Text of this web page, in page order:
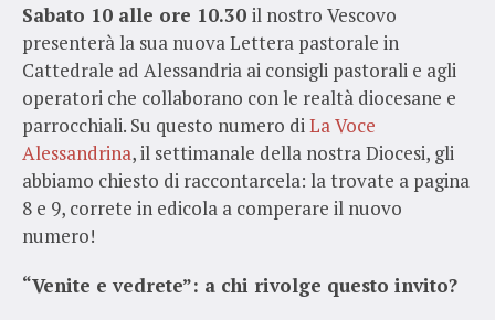
Sabato 10 alle ore 10.30 il nostro Vescovo
presenterà la sua nuova Lettera pastorale in
Cattedrale ad Alessandria ai consigli pastorali e agli
operatori che collaborano con le realtà diocesane e
parrocchiali. Su questo numero diLa Voce
Alessandrina, il settimanale della nostra Diocesi, gli
abbiamo chiesto di raccontarcela: la trovate a pagina
8 e 9, correte in edicola a comperare il nuovo
numero!
“Venite e vedrete”: a chi rivolge questo invito?